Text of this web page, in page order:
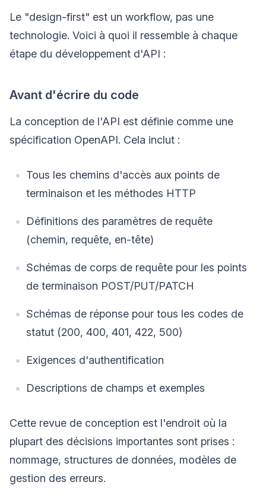
Le "design-first" est un workflow, pas une
technologie. Voici à quoi il ressemble à chaque
étape du développement d'API :
Avant d'écrire du code
La conception de l'API est définie comme une
spécification OpenAPI. Cela inclut :
Tous les chemins d'accès aux points de
terminaison et les méthodes HTTP
Définitions des paramètres de requête
(chemin, requête, en-tête)
Schémas de corps de requête pour les points
de terminaison POST/PUT/PATCH
Schémas de réponse pour tous les codes de
statut (200, 400, 401, 422, 500)
Exigences d'authentification
Descriptions de champs et exemples
Cette revue de conception est l'endroit où la
plupart des décisions importantes sont prises :
nommage, structures de données, modèles de
gestion des erreurs.